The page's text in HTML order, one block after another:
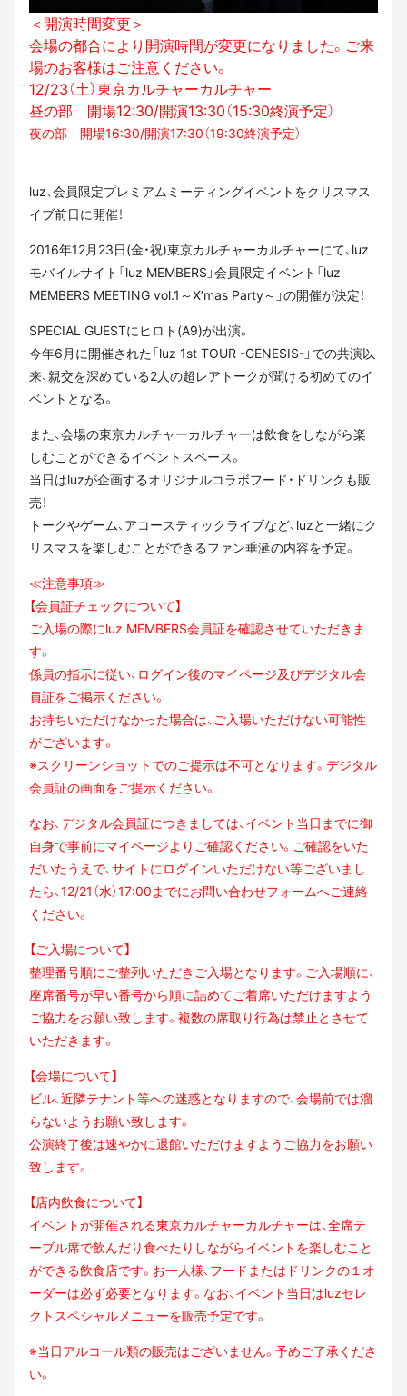
＜開演時間変更＞
会場の都合により開演時間が変更になりました。ご来
場のお客様はご注意ください。
12/23（土）東京カルチャーカルチャー
昼の部 開場12:30/開演13:30（15:30終演予定）
夜の部 開場16:30/開演17:30（19:30終演予定）
luz、会員限定プレミアムミーティングイベントをクリスマス
イブ前日に開催！
2016年12月23日(金・祝)東京カルチャーカルチャーにて、luz
モバイルサイト「luz MEMBERS」会員限定イベント「luz
MEMBERS MEETING vol.1～X’mas Party～」の開催が決定！
SPECIAL GUESTにヒロト(A9)が出演。
今年6月に開催された「luz 1st TOUR -GENESIS-」での共演以
来、親交を深めている2人の超レアトークが聞ける初めてのイ
ベントとなる。
また、会場の東京カルチャーカルチャーは飲食をしながら楽
しむことができるイベントスペース。
当日はluzが企画するオリジナルコラボフード・ドリンクも販
売！
トークやゲーム、アコースティックライブなど、luzと一緒にク
リスマスを楽しむことができるファン垂涎の内容を予定。
≪注意事項≫
【会員証チェックについて】
ご入場の際にluz MEMBERS会員証を確認させていただきま
す。
係員の指示に従い、ログイン後のマイページ及びデジタル会
員証をご掲示ください。
お持ちいただけなかった場合は、ご入場いただけない可能性
がございます。
※スクリーンショットでのご提示は不可となります。デジタル
会員証の画面をご提示ください。
なお、デジタル会員証につきましては、イベント当日までに御
自身で事前にマイページよりご確認ください。ご確認をいた
だいたうえで、サイトにログインいただけない等ございまし
たら、12/21（水）17:00までにお問い合わせフォームへご連絡
ください。
【ご入場について】
整理番号順にご整列いただきご入場となります。ご入場順に、
座席番号が早い番号から順に詰めてご着席いただけますよう
ご協力をお願い致します。複数の席取り行為は禁止とさせて
いただきます。
【会場について】
ビル、近隣テナント等への迷惑となりますので、会場前では溜
らないようお願い致します。
公演終了後は速やかに退館いただけますようご協力をお願い
致します。
【店内飲食について】
イベントが開催される東京カルチャーカルチャーは、全席テ
ーブル席で飲んだり食べたりしながらイベントを楽しむこと
ができる飲食店です。お一人様、フードまたはドリンクの１オ
ーダーは必ず必要となります。なお、イベント当日はluzセレ
クトスペシャルメニューを販売予定です。
※当日アルコール類の販売はございません。予めご了承くださ
い。